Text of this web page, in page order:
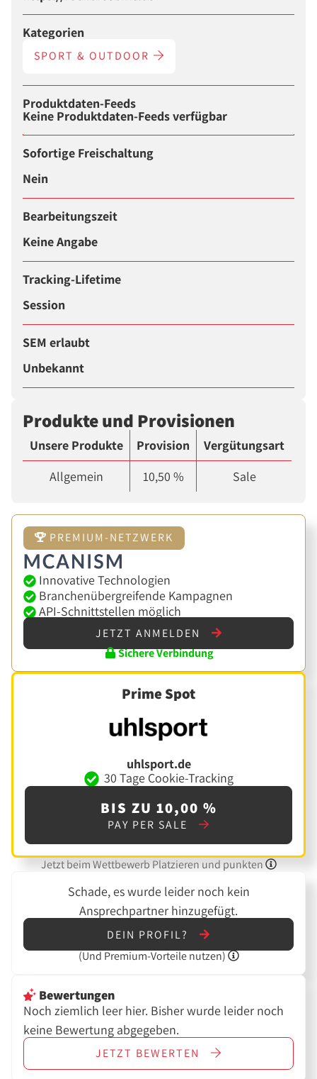
Kategorien
SPORT & OUTDOOR
Produktdaten-Feeds
Keine Produktdaten-Feeds verfügbar
Sofortige Freischaltung
Nein
Bearbeitungszeit
Keine Angabe
Tracking-Lifetime
Session
SEM erlaubt
Unbekannt
Produkte und Provisionen
Unsere Produkte Provision
Vergütungsart
Allgemein
10,50 % Sale
PREMIUM-NETZWERK
Innovative Technologien
Branchenübergreifende Kampagnen
API-Schnittstellen möglich
JETZT ANMELDEN
Sichere Verbindung
Prime Spot
uhlsport.de
30 Tage Cookie-Tracking
BIS ZU 10,00 %
PAY PER SALE
Jetzt beim Wettbewerb Platzieren und punkten
Schade, es wurde leider noch kein
Ansprechpartner hinzugefügt.
DEIN PROFIL?
(Und Premium-Vorteile nutzen)
Bewertungen
Noch ziemlich leer hier. Bisher wurde leider noch
keine Bewertung abgegeben.
JETZT BEWERTEN